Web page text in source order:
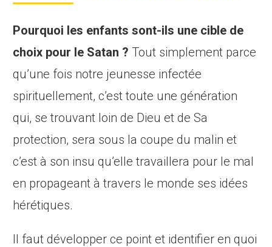
Pourquoi les enfants sont-ils une cible de
choix pour le Satan ? Tout simplement parce
qu’une fois notre jeunesse infectée
spirituellement, c’est toute une génération
qui, se trouvant loin de Dieu et de Sa
protection, sera sous la coupe du malin et
c’est à son insu qu’elle travaillera pour le mal
en propageant à travers le monde ses idées
hérétiques.
Il faut développer ce point et identifier en quoi